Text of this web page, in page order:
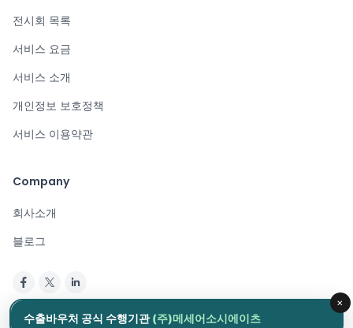
Copyright © 2024. All rights reserved.
전시회 목록
서비스 요금
서비스 소개
개인정보 보호정책
서비스 이용약관
Company
회사소개
블로그
×
수출바우처 공식 수행기관(주)메세어소시에이츠